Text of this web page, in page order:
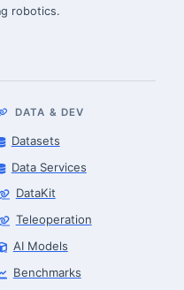
robotics.
DATA & DEV
Datasets
Data Services
DataKit
Teleoperation
AI Models
Benchmarks